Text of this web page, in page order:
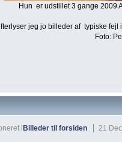
Hun er udstillet 3 gange 2009
jeg jo billeder af typiske fejl
Foto:
i Billeder til forsiden 21